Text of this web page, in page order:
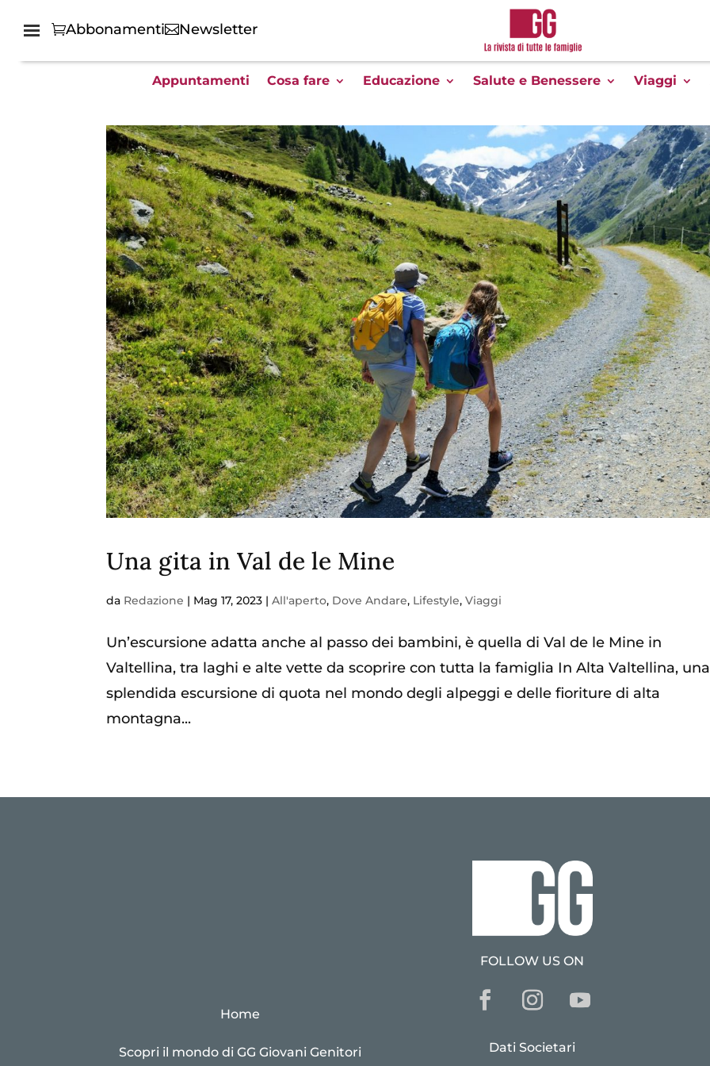
Abbonamenti Newsletter
Appuntamenti Cosa fare Educazione Salute e Benessere Viaggi
Una gita in Val de le Mine
da Redazione | Mag 17, 2023 |All'aperto, Dove Andare, Lifestyle,Viaggi
Un’escursione adatta anche al passo dei bambini, è quella di Val de le Mine in
Valtellina, tra laghi e alte vette da scoprire con tutta la famiglia In Alta Valtellina, una
splendida escursione di quota nel mondo degli alpeggi e delle fioriture di alta
montagna...
Home
Scopri il mondo di GG Giovani Genitori
FOLLOW US ON
Dati Societari